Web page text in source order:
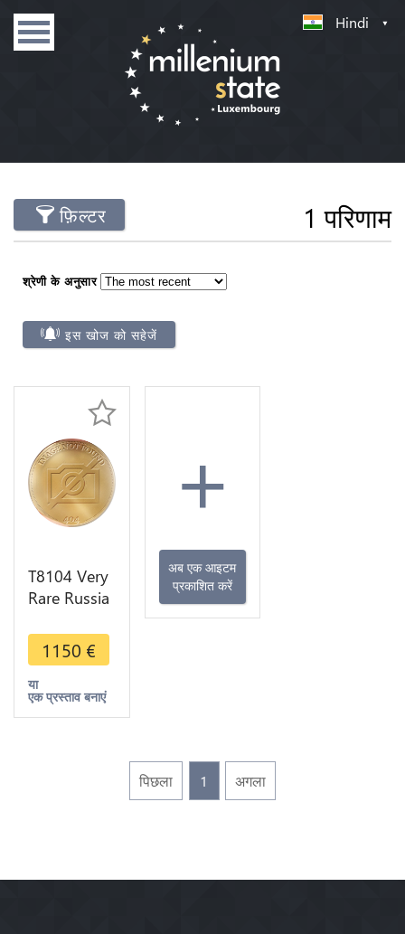
Hindi
फ़िल्टर 1 परिणाम
श्रेणी के अनुसार
इस खोज को सहेजें
T8104 Very
Rare Russia
Catherine II
1767 MM
Overstuck
Peter III
1150 €
या
एक प्रस्ताव बनाएं
+
अब एक आइटम
प्रकाशित करें
पिछला 1 अगला